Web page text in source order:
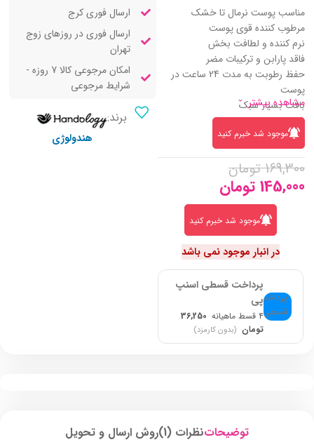
مناسب پوست نرمال تا خشک
مرطوب کننده قوی پوست
نرم کننده و لطافت بخش
فاقد پارابن و ترکیبات مضر
حفظ رطوبت به مدت 24 ساعت در
پوست
بافت بسیار سبک
تغذیه کننده و تقویت کننده پوست
دارای رایحه بسیار خوشبو وانیل
مناسب دست و صورت
حاوی آووکادو، شی باتر و گل همیشه
بهار
مشاهده بیشتر
موجود شد خبرم کنید
169,300 تومان
145,000 تومان
موجود شد خبرم کنید
در انبار موجود نمی باشد
پرداخت قسطی اسنپ
پی
۴ قسط ماهیانه
36,250
تومان (بدون کارمزد)
ارسال فوری کرج
ارسال فوری در روزهای زوج
تهران
امکان مرجوعی کالا 7 روزه -
شرایط مرجوعی
برند:
هندولوژی
توضیحاتنظرات (1) روش ارسال و تحویل